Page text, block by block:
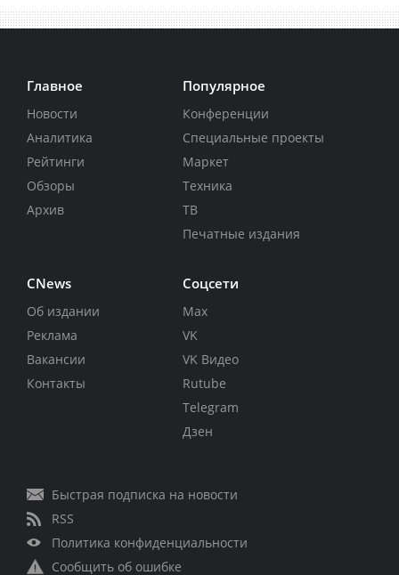
Главное
Новости
Аналитика
Рейтинги
Обзоры
Архив
Популярное
Конференции
Специальные проекты
Маркет
Техника
ТВ
Печатные издания
CNews
Об издании
Реклама
Вакансии
Контакты
Соцсети
Max
VK
VK Видео
Rutube
Telegram
Дзен
Быстрая подписка на новости
RSS
Политика конфиденциальности
Сообщить об ошибке